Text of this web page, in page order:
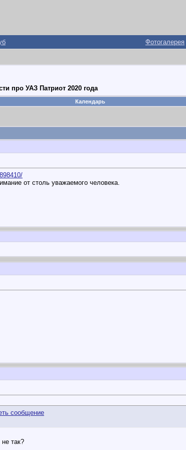
Фотогалерея
про УАЗ Патриот 2020 года
Календарь
от столь уважаемого человека.
так?